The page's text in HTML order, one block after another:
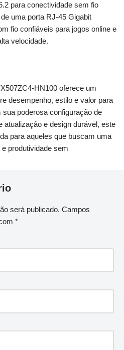
para conectividade sem fio
uma porta RJ-45 Gigabit
fio confiáveis para jogos online e
velocidade.
HN100 oferece um
desempenho, estilo e valor para
poderosa configuração de
atualização e design durável, este
para aqueles que buscam uma
produtividade sem
será publicado. Campos
*